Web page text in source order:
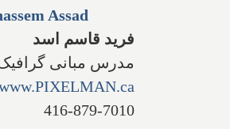
Assad
فرید قاسم اسد
مدرس مبانی گرافیک
416-879-7010